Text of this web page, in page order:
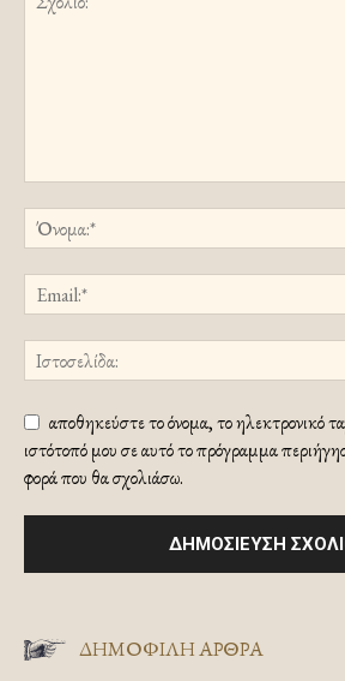
αποθηκεύστε το όνομα, το ηλεκτρονικό
ιστότοπό μου σε αυτό το πρόγραμμα
φορά που θα σχολιάσω.
ΔΗΜΟΦΙΛΗ ΑΡΘΡΑ